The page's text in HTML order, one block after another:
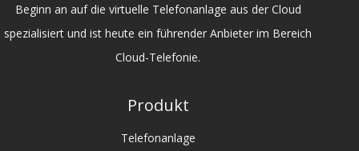
Beginn an auf die virtuelle Telefonanlage aus der Cloud
spezialisiert und ist heute ein führender Anbieter im Bereich
Cloud-Telefonie.
Produkt
Telefonanlage